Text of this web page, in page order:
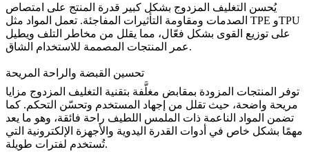
يُحسن التغليف المزدوج بشكل كبير قدرة المنتج على امتصاص
TPE وTPU
على توزيع القوى بشكل فعّال، مما يقلل من مخاطر التلف ويطيل
عمر المنتجات المصممة للاستخدام الشاق.
تحسين القبضة والراحة المريحة
توفر المنتجات المزودة بمقابض مغلَّفة بتقنية التغليف المزدوج مزايا
مريحة واضحة، حيث تقلل من إجهاد المستخدم وتحسّن التحكم. كما
تضمن المواد الناعمة ذات الملمس اللطيف راحة فائقة، وهو ما يعد
مهمًا بشكل خاص في أدوات القدرة اليدوية والأجهزة الإلكترونية التي
تُستخدم لفترات طويلة.